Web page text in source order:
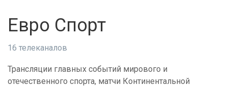
Евро Спорт
16 телеканалов
Трансляции главных событий мирового и
отечественного спорта, матчи Континентальной